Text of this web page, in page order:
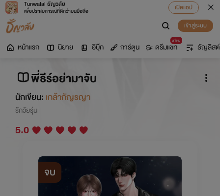
Tunwalai ธัญวลัย
เพื่อประสบการณ์ที่ดีกว่าบนมือถือ
เปิดแอป
เข้าสู่ระบบ
หน้าแรก นิยาย อีบุ๊ก การ์ตูน
มาใหม่
ดรีมแชท ธัญลิสต์
พี่ธีร์อย่ามาจับ
นักเขียน: เกล้ากัญรญา
รักวัยรุ่น
5.0
จบ